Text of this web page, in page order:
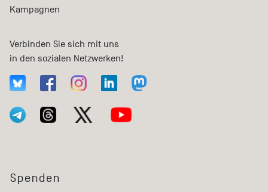
Kampagnen
Verbinden Sie sich mit uns
in den sozialen Netzwerken!
Spenden